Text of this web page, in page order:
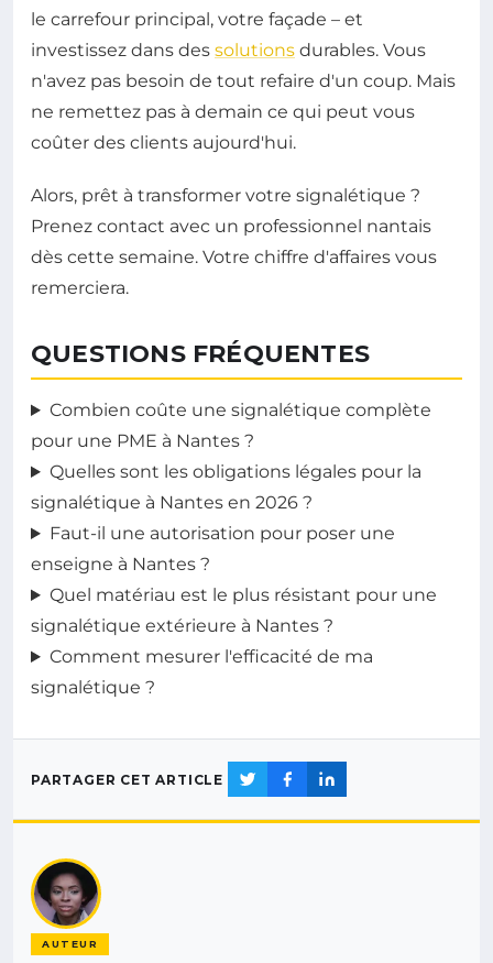
le carrefour principal, votre façade – et
investissez dans des solutions durables. Vous
n'avez pas besoin de tout refaire d'un coup. Mais
ne remettez pas à demain ce qui peut vous
coûter des clients aujourd'hui.
Alors, prêt à transformer votre signalétique ?
Prenez contact avec un professionnel nantais
dès cette semaine. Votre chiffre d'affaires vous
remerciera.
QUESTIONS FRÉQUENTES
Combien coûte une signalétique complète
pour une PME à Nantes ?
Quelles sont les obligations légales pour la
signalétique à Nantes en 2026 ?
Faut-il une autorisation pour poser une
enseigne à Nantes ?
Quel matériau est le plus résistant pour une
signalétique extérieure à Nantes ?
Comment mesurer l'efficacité de ma
signalétique ?
PARTAGER CET ARTICLE
AUTEUR